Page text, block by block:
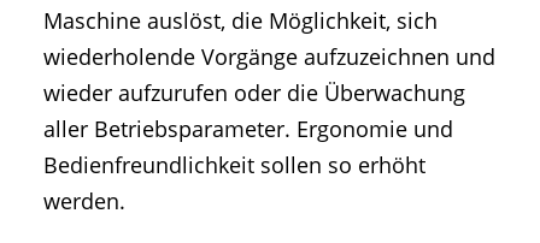
Maschine auslöst, die Möglichkeit, sich
wiederholende Vorgänge aufzuzeichnen und
wieder aufzurufen oder die Überwachung
aller Betriebsparameter. Ergonomie und
Bedienfreundlichkeit sollen so erhöht
werden.